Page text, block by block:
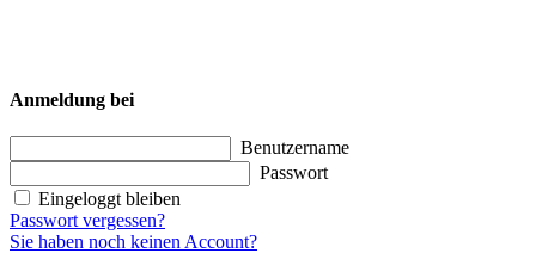
Anmeldung bei
Benutzername
Passwort
Eingeloggt bleiben
Passwort vergessen?
Sie haben noch keinen Account?